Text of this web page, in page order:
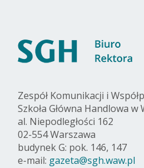
Zespół Komunikacji i
Szkoła Główna Handlowa w
al. Niepodległości 162
02-554 Warszawa
budynek G: pok. 146, 147
e-mail: gazeta@sgh.waw.pl